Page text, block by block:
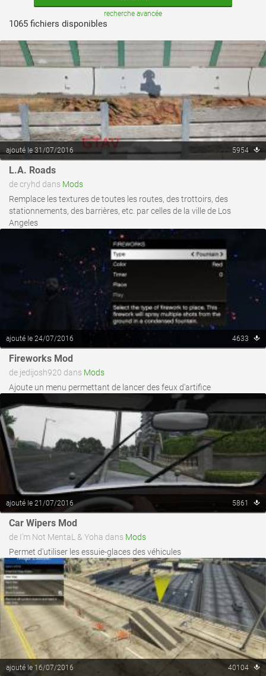
recherche avancée
1065 fichiers disponibles
ajouté le 31/07/2016 5954
L.A. Roads
de cryhd dans Mods
Remplace les textures de toutes les routes, des trottoirs, des
stationnements, des barrières, etc. par celles de la ville de Los
Angeles
ajouté le 24/07/2016 4633
Fireworks Mod
de jedijosh920 dans Mods
Ajoute un menu permettant de lancer des feux d'artifice
ajouté le 21/07/2016 5861
Car Wipers Mod
de I'm Not MentaL & Yoha dans Mods
Permet d'utiliser les essuie-glaces des véhicules
voir ce fichier
ajouté le 16/07/2016 40104